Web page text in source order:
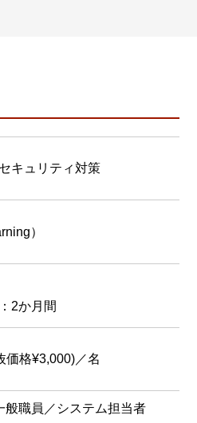
キュリティ対策
）
2か月間
価格¥3,000)／名
般職員／システム担当者